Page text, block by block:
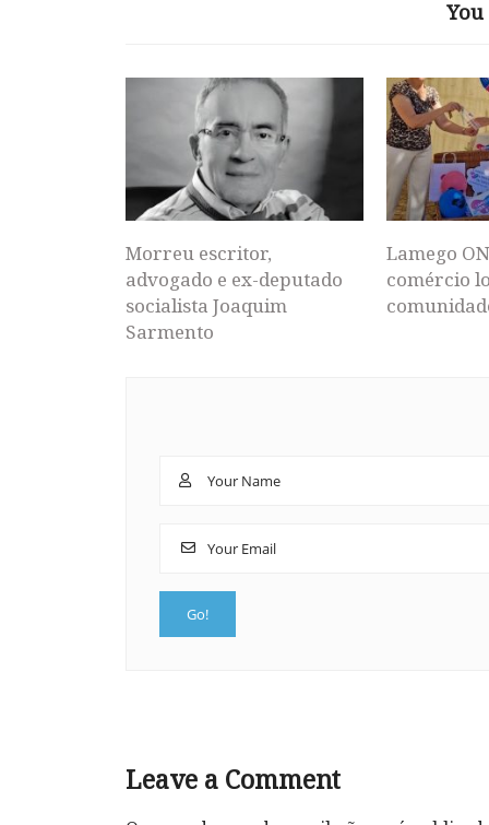
Morreu escritor,
advogado e ex-deputado
socialista Joaquim
Sarmento
Lamego
comércio
Leave a Comment